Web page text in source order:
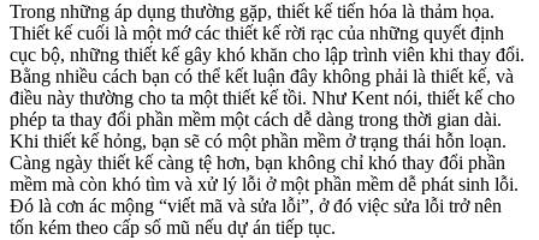
Trong những áp dụng thường gặp, thiết kế tiến hóa là thảm họa.
Thiết kế cuối là một mớ các thiết kế rời rạc của những quyết định
cục bộ, những thiết kế gây khó khăn cho lập trình viên khi thay đổi.
Bằng nhiều cách bạn có thể kết luận đây không phải là thiết kế, và
điều này thường cho ta một thiết kế tồi. Như Kent nói, thiết kế cho
phép ta thay đổi phần mềm một cách dễ dàng trong thời gian dài.
Khi thiết kế hỏng, bạn sẽ có một phần mềm ở trạng thái hỗn loạn.
Càng ngày thiết kế càng tệ hơn, bạn không chỉ khó thay đổi phần
mềm mà còn khó tìm và xử lý lỗi ở một phần mềm dễ phát sinh lỗi.
Đó là cơn ác mộng “viết mã và sửa lỗi”, ở đó việc sửa lỗi trở nên
tốn kém theo cấp số mũ nếu dự án tiếp tục.